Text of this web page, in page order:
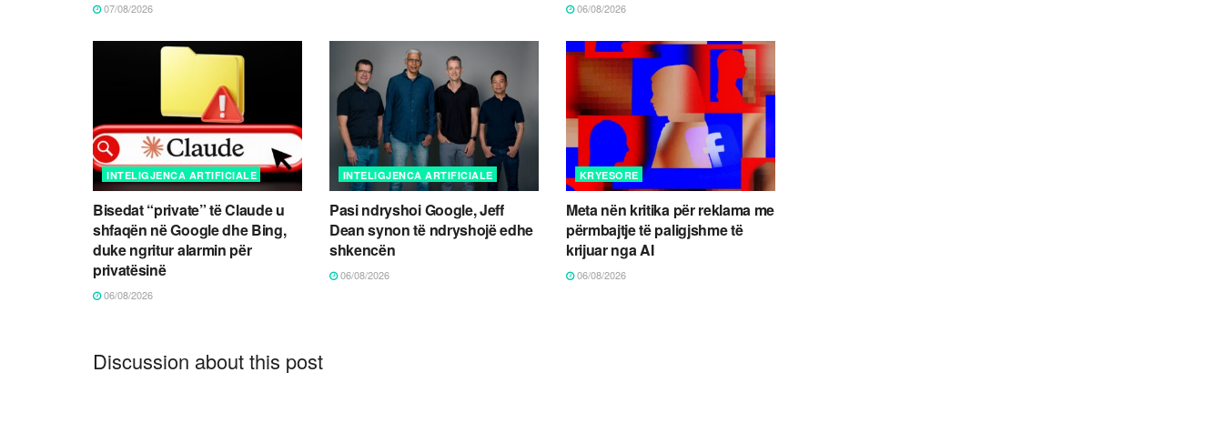
07/08/2026 06/08/2026
INTELIGJENCA ARTIFICIALE
Bisedat “private” të Claude u
shfaqën në Google dhe Bing,
duke ngritur alarmin për
privatësinë
06/08/2026
INTELIGJENCA ARTIFICIALE
Pasi ndryshoi Google, Jeff
Dean synon të ndryshojë edhe
shkencën
06/08/2026
KRYESORE
Meta nën kritika për reklama me
përmbajtje të paligjshme të
krijuar nga AI
06/08/2026
Discussion about this post